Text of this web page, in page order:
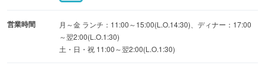
【イベント情報】
コース予約特典
営業時間
月～金 ランチ：11:00～15:00(L.O.14:30)、ディナー：17:00
～翌2:00(L.O.1:30)
土・日・祝 11:00～翌2:00(L.O.1:30)